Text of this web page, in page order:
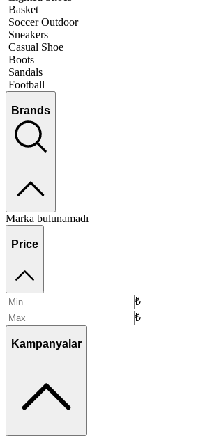
Basket
Soccer Outdoor
Sneakers
Casual Shoe
Boots
Sandals
Football
Brands
Marka bulunamadı
Price
₺
₺
Kampanyalar